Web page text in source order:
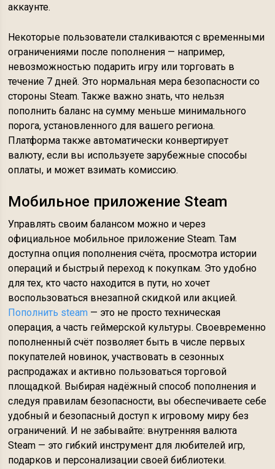
аккаунте.
Некоторые пользователи сталкиваются с временными
ограничениями после пополнения — например,
невозможностью подарить игру или торговать в
течение 7 дней. Это нормальная мера безопасности со
стороны Steam. Также важно знать, что нельзя
пополнить баланс на сумму меньше минимального
порога, установленного для вашего региона.
Платформа также автоматически конвертирует
валюту, если вы используете зарубежные способы
оплаты, и может взимать комиссию.
Мобильное приложение Steam
Управлять своим балансом можно и через
официальное мобильное приложение Steam. Там
доступна опция пополнения счёта, просмотра истории
операций и быстрый переход к покупкам. Это удобно
для тех, кто часто находится в пути, но хочет
воспользоваться внезапной скидкой или акцией.
Пополнить steam — это не просто техническая
операция, а часть геймерской культуры. Своевременно
пополненный счёт позволяет быть в числе первых
покупателей новинок, участвовать в сезонных
распродажах и активно пользоваться торговой
площадкой. Выбирая надёжный способ пополнения и
следуя правилам безопасности, вы обеспечиваете себе
удобный и безопасный доступ к игровому миру без
ограничений. И не забывайте: внутренняя валюта
Steam — это гибкий инструмент для любителей игр,
подарков и персонализации своей библиотеки.